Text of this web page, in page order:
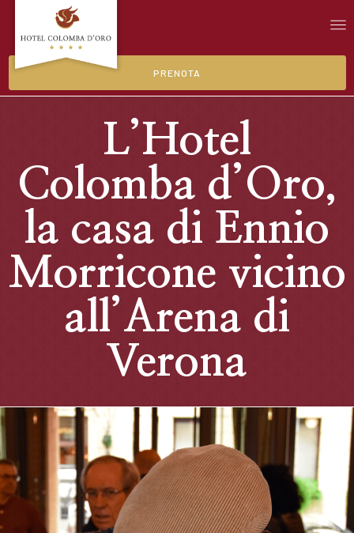
PRENOTA
L’Hotel
Colomba d’Oro,
la casa di Ennio
Morricone vicino
all’Arena di
Verona